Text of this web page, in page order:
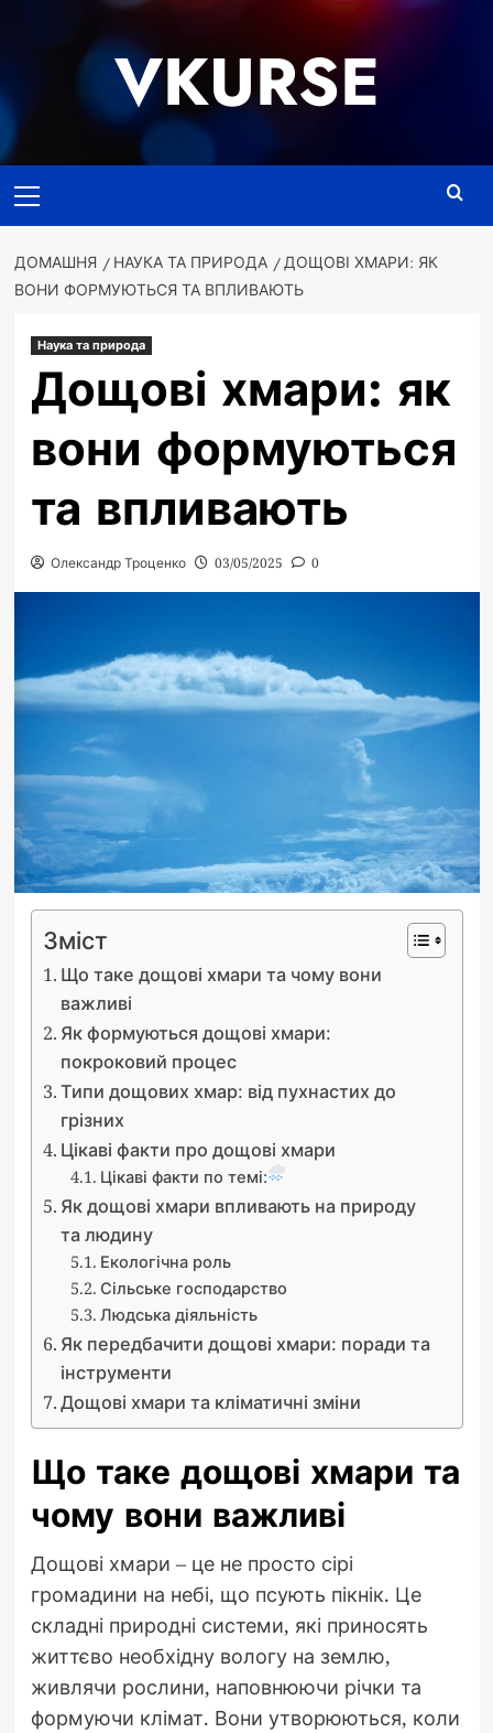
VKURSE
меню
ДОМАШНЯ НАУКА ТА ПРИРОДА
ДОЩОВІ ХМАРИ: ЯК
ВОНИ ФОРМУЮТЬСЯ ТА ВПЛИВАЮТЬ
Наука та природа
Дощові хмари: як
вони формуються
та впливають
Олександр Троценко 03/05/2025 0
Зміст
Що таке дощові хмари та чому вони
важливі
Як формуються дощові хмари:
покроковий процес
Типи дощових хмар: від пухнастих до
грізних
Цікаві факти про дощові хмари
Цікаві факти по темі:
Як дощові хмари впливають на природу
та людину
Екологічна роль
Сільське господарство
Людська діяльність
Як передбачити дощові хмари: поради та
інструменти
Дощові хмари та кліматичні зміни
Що таке дощові хмари та
чому вони важливі
Дощові хмари – це не просто сірі
громадини на небі, що псують пікнік. Це
складні природні системи, які приносять
життєво необхідну вологу на землю,
живлячи рослини, наповнюючи річки та
формуючи клімат. Вони утворюються, коли